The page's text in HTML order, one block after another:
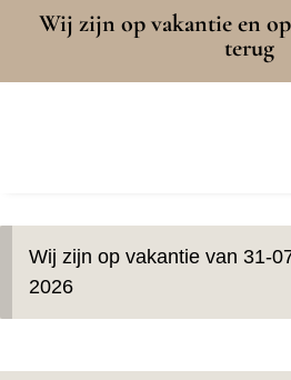
Wij zijn op vakantie en op
terug
Wij zijn op vakantie van 31-
2026